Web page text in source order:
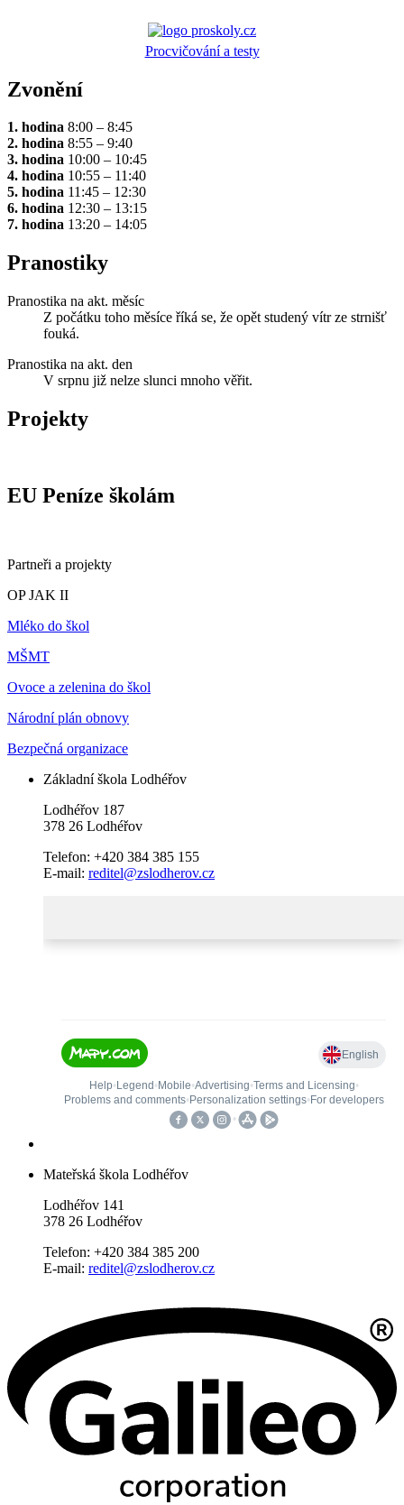
Procvičování a testy
Zvonění
1. hodina 8:00 – 8:45
2. hodina 8:55 – 9:40
3. hodina 10:00 – 10:45
4. hodina 10:55 – 11:40
5. hodina 11:45 – 12:30
6. hodina 12:30 – 13:15
7. hodina 13:20 – 14:05
Pranostiky
Pranostika na akt. měsíc
Z počátku toho měsíce říká se, že opět studený vítr ze strnišť
fouká.
Pranostika na akt. den
V srpnu již nelze slunci mnoho věřit.
Projekty
EU Peníze školám
Partneři a projekty
OP JAK II
Mléko do škol
MŠMT
Ovoce a zelenina do škol
Národní plán obnovy
Bezpečná organizace
Základní škola Lodhéřov
Lodhéřov 187
378 26 Lodhéřov
Telefon: +420 384 385 155
E-mail: reditel@zslodherov.cz
Mateřská škola Lodhéřov
Lodhéřov 141
378 26 Lodhéřov
Telefon: +420 384 385 200
E-mail: reditel@zslodherov.cz